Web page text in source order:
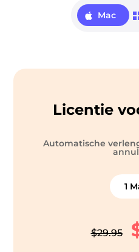
Mac
Licentie
Automatische
1
$29.95